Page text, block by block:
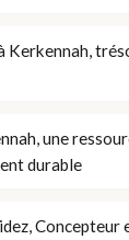
Kerkennah,
une
durable
Concepteur